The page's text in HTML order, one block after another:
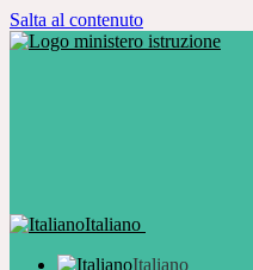
Salta al contenuto
Italiano
Italiano